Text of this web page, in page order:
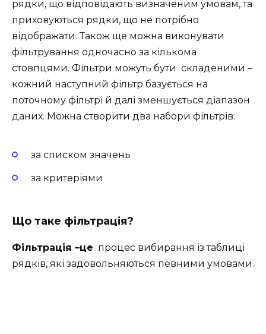
рядки, що відповідають визначеним умовам, та
приховуються рядки, що не потрібно
відображати. Також ще можна виконувати
фільтрування одночасно за кількома
стовпцями. Фільтри можуть бути складеними –
кожний наступний фільтр базується на
поточному фільтрі й далі зменшується діапазон
даних. Можна створити два набори фільтрів:
за списком значень
за критеріями
Що таке фільтрація?
Фільтрація –це процес вибирання із таблиці
рядків, які задовольняються певними умовами.